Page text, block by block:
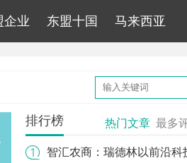
企业 东盟十国 马来西亚
排行榜 热门文章 最多